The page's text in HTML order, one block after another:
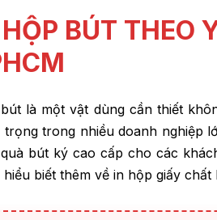
BÚT THEO
là một vật dùng cần thiết
trọng trong nhiều doanh nghiệp
bút ký cao cấp cho các
hiểu biết thêm về in hộp giấy chất